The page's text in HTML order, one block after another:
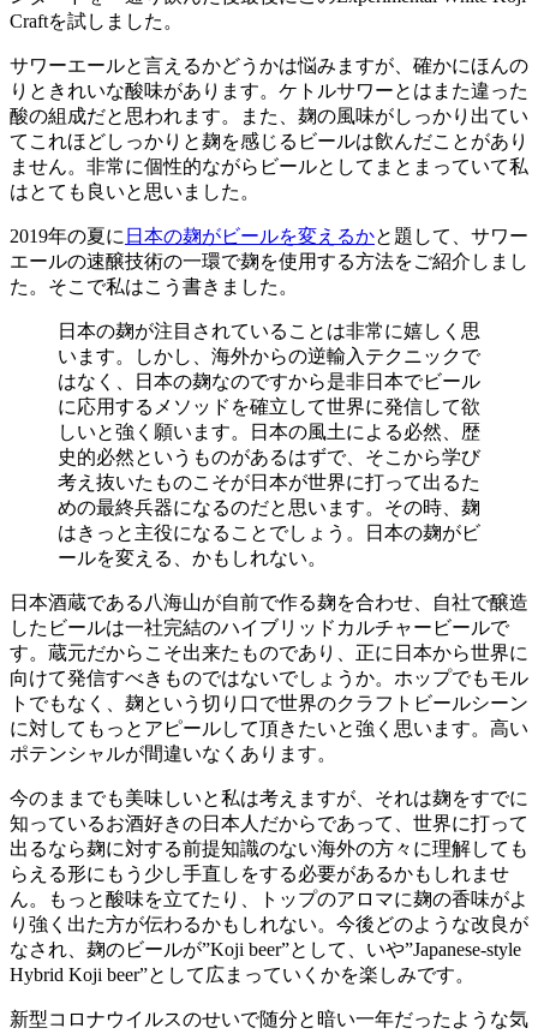
Craftを試しました。
サワーエールと言えるかどうかは悩みますが、確かにほんの
りときれいな酸味があります。ケトルサワーとはまた違った
酸の組成だと思われます。また、麹の風味がしっかり出てい
てこれほどしっかりと麹を感じるビールは飲んだことがあり
ません。非常に個性的ながらビールとしてまとまっていて私
はとても良いと思いました。
2019年の夏に 日本の麹がビールを変えるかと題して、サワー
エールの速醸技術の一環で麹を使用する方法をご紹介しまし
た。そこで私はこう書きました。
日本の麹が注目されていることは非常に嬉しく思
います。しかし、海外からの逆輸入テクニックで
はなく、日本の麹なのですから是非日本でビール
に応用するメソッドを確立して世界に発信して欲
しいと強く願います。日本の風土による必然、歴
史的必然というものがあるはずで、そこから学び
考え抜いたものこそが日本が世界に打って出るた
めの最終兵器になるのだと思います。その時、麹
はきっと主役になることでしょう。日本の麹がビ
ールを変える、かもしれない。
日本酒蔵である八海山が自前で作る麹を合わせ、自社で醸造
したビールは一社完結のハイブリッドカルチャービールで
す。蔵元だからこそ出来たものであり、正に日本から世界に
向けて発信すべきものではないでしょうか。ホップでもモル
トでもなく、麹という切り口で世界のクラフトビールシーン
に対してもっとアピールして頂きたいと強く思います。高い
ポテンシャルが間違いなくあります。
今のままでも美味しいと私は考えますが、それは麹をすでに
知っているお酒好きの日本人だからであって、世界に打って
出るなら麹に対する前提知識のない海外の方々に理解しても
らえる形にもう少し手直しをする必要があるかもしれませ
ん。もっと酸味を立てたり、トップのアロマに麹の香味がよ
り強く出た方が伝わるかもしれない。今後どのような改良が
なされ、麹のビールが”Koji beer”として、いや”Japanese-style
Hybrid Koji beer”として広まっていくかを楽しみです。
新型コロナウイルスのせいで随分と暗い一年だったような気